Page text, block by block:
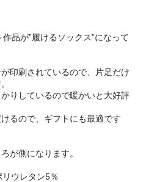
品が”履けるソックス”になって
印刷されているので、片足だけ
りしているので暖かいと大好評
るので、ギフトにも最適です
が側になります。
リウレタン5％